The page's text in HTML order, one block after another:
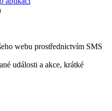
webu prostřednictvím SMS
události a akce, krátké